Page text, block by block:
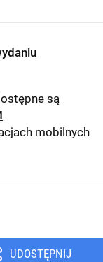
są
mobilnych
UDOSTĘPNIJ